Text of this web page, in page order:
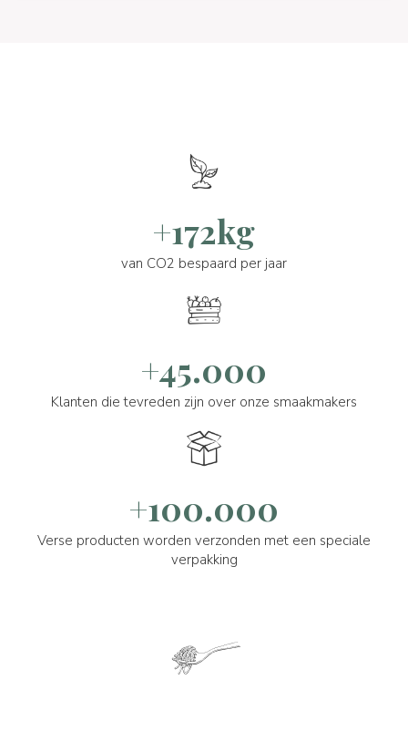
+172kg
van CO2 bespaard per jaar
+45.000
Klanten die tevreden zijn over onze smaakmakers
+100.000
Verse producten worden verzonden met een speciale
verpakking